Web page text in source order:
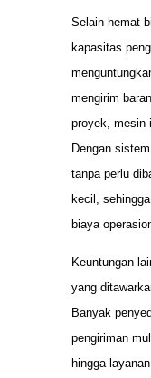
Selain hemat
kapasitas
mengirim
proyek, mesin
Dengan
tanpa perlu
kecil,
biaya
Keuntungan
yang
Banyak
pengiriman
hingga